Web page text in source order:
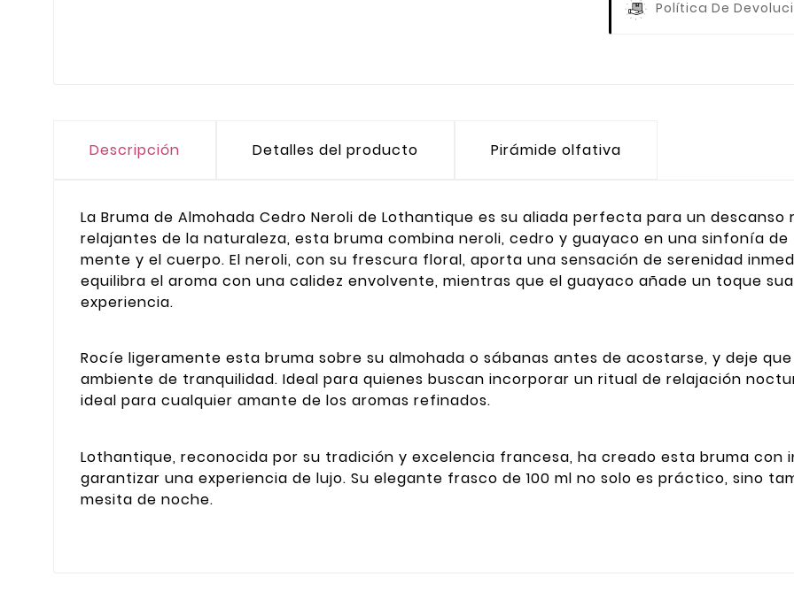
Política De
Descripción Detalles del producto Pirámide olfativa
La Bruma de Almohada Cedro Neroli de Lothantique es su aliada perfecta para un
relajantes de la naturaleza, esta bruma combina neroli, cedro y guayaco en una sinfonía
mente y el cuerpo. El neroli, con su frescura floral, aporta una sensación de serenidad
equilibra el aroma con una calidez envolvente, mientras que el guayaco añade un toque
experiencia.
Rocíe ligeramente esta bruma sobre su almohada o sábanas antes de acostarse, y deje
ambiente de tranquilidad. Ideal para quienes buscan incorporar un ritual de relajación
ideal para cualquier amante de los aromas refinados.
Lothantique, reconocida por su tradición y excelencia francesa, ha creado esta bruma con
garantizar una experiencia de lujo. Su elegante frasco de 100 ml no solo es práctico, sino
mesita de noche.